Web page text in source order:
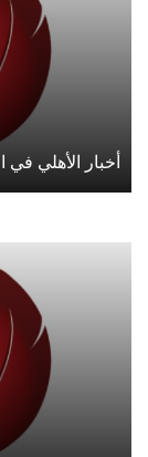
أخبار الأهلي